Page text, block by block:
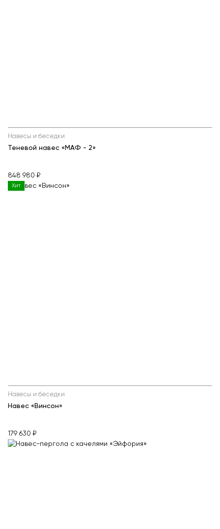
Навесы и беседки
Теневой навес «МАФ - 2»
848 980 ₽
Хит
Навесы и беседки
Навес «Винсон»
179 630 ₽